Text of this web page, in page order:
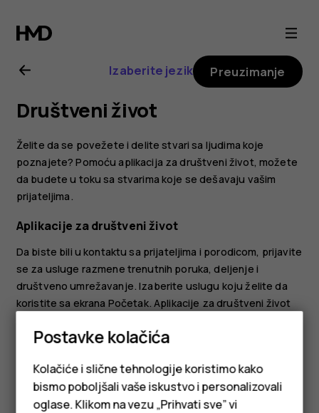
Nokia
7.1
uputstvo
za
korisnika
Izaberite jezik Preuzimanje
Društveni život
Želite da se povežete i delite stvari sa ljudima koje
poznajete? Pomoću aplikacija za društveni život, možete
da budete u toku sa stvarima koje se dešavaju vašim
prijateljima.
Aplikacije za društveni život
Da biste bili u kontaktu sa prijateljima i porodicom, prijavite
se za usluge razmene trenutnih poruka, deljenje i
društveno umrežavanje. Izaberite uslugu koju želite da
koristite sa ekrana Početak. Aplikacije za društveni život
aplikacije mogu da se razlikuju.
Postavke kolačića
Kolačiće i slične tehnologije koristimo kako
bismo poboljšali vaše iskustvo i personalizovali
oglase. Klikom na vezu „Prihvati sve” vi